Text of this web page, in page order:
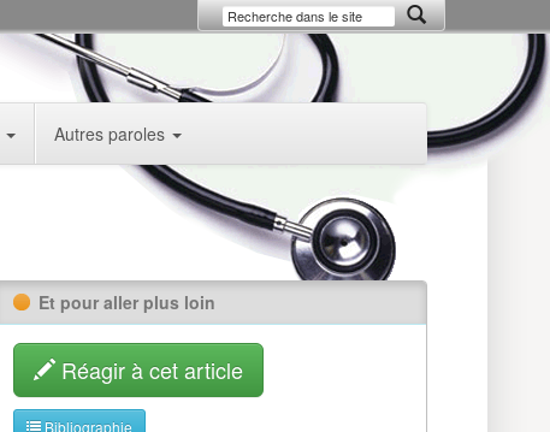
Autres paroles
Et pour aller plus loin
Réagir à cet article
Bibliographie